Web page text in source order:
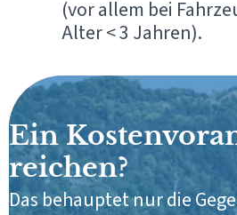
(vor allem bei
Alter < 3 Jahren).
Ein
reichen?
Das behauptet nur die